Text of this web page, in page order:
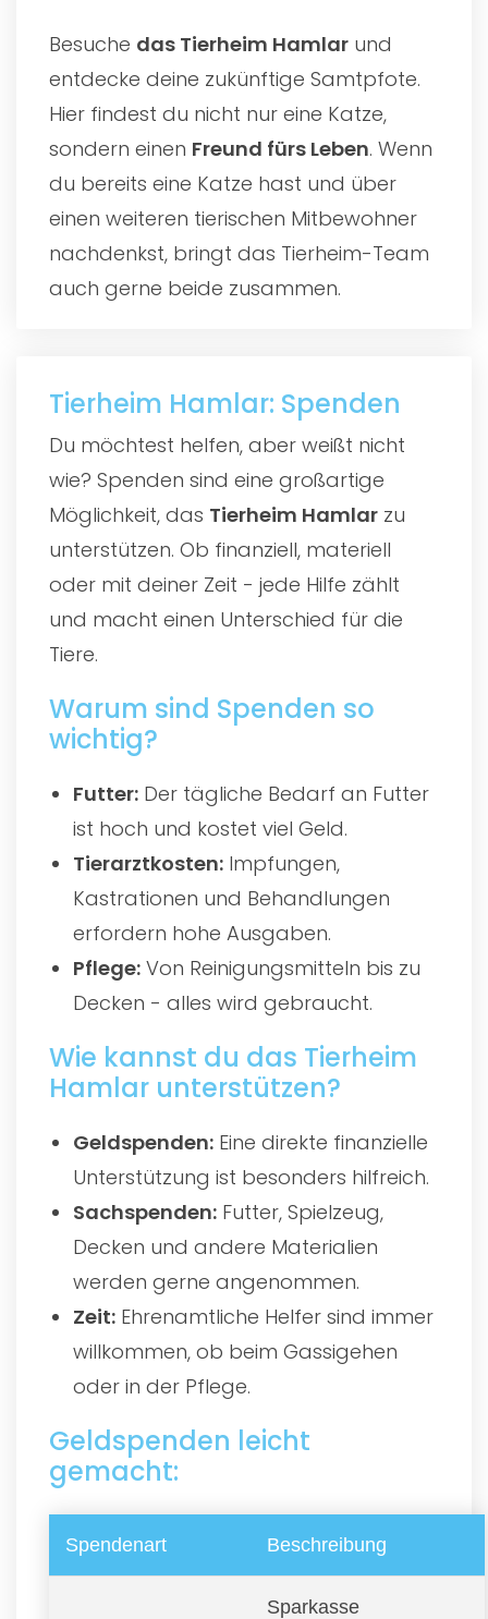
Besuche das Tierheim Hamlar und
entdecke deine zukünftige Samtpfote.
Hier findest du nicht nur eine Katze,
sondern einen Freund fürs Leben. Wenn
du bereits eine Katze hast und über
einen weiteren tierischen Mitbewohner
nachdenkst, bringt das Tierheim-Team
auch gerne beide zusammen.
Tierheim Hamlar: Spenden
Du möchtest helfen, aber weißt nicht
wie? Spenden sind eine großartige
Möglichkeit, das Tierheim Hamlar zu
unterstützen. Ob finanziell, materiell
oder mit deiner Zeit - jede Hilfe zählt
und macht einen Unterschied für die
Tiere.
Warum sind Spenden so
wichtig?
Futter: Der tägliche Bedarf an Futter
ist hoch und kostet viel Geld.
Tierarztkosten: Impfungen,
Kastrationen und Behandlungen
erfordern hohe Ausgaben.
Pflege: Von Reinigungsmitteln bis zu
Decken - alles wird gebraucht.
Wie kannst du das Tierheim
Hamlar unterstützen?
Geldspenden: Eine direkte finanzielle
Unterstützung ist besonders hilfreich.
Sachspenden: Futter, Spielzeug,
Decken und andere Materialien
werden gerne angenommen.
Zeit: Ehrenamtliche Helfer sind immer
willkommen, ob beim Gassigehen
oder in der Pflege.
Geldspenden leicht
gemacht:
Spendenart Beschreibung
Sparkasse